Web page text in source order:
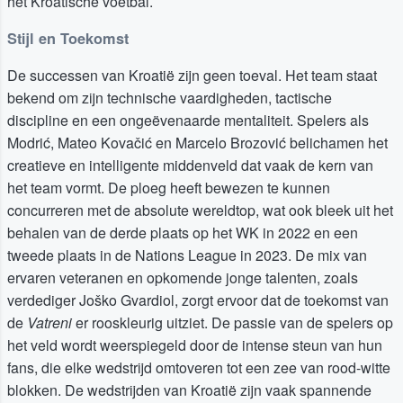
Stijl en Toekomst
De successen van Kroatië zijn geen toeval. Het team staat
bekend om zijn technische vaardigheden, tactische
discipline en een ongeëvenaarde mentaliteit. Spelers als
Modrić, Mateo Kovačić en Marcelo Brozović belichamen het
creatieve en intelligente middenveld dat vaak de kern van
het team vormt. De ploeg heeft bewezen te kunnen
concurreren met de absolute wereldtop, wat ook bleek uit het
behalen van de derde plaats op het WK in 2022 en een
tweede plaats in de Nations League in 2023. De mix van
ervaren veteranen en opkomende jonge talenten, zoals
verdediger Joško Gvardiol, zorgt ervoor dat de toekomst van
de Vatrenier rooskleurig uitziet. De passie van de spelers op
het veld wordt weerspiegeld door de intense steun van hun
fans, die elke wedstrijd omtoveren tot een zee van rood-witte
blokken. De wedstrijden van Kroatië zijn vaak spannende